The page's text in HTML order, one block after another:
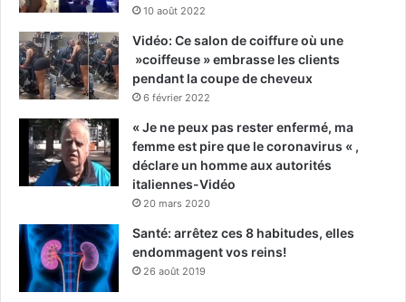
10 août 2022
Vidéo: Ce salon de coiffure où une
»coiffeuse » embrasse les clients
pendant la coupe de cheveux
6 février 2022
« Je ne peux pas rester enfermé, ma
femme est pire que le coronavirus « ,
déclare un homme aux autorités
italiennes-Vidéo
20 mars 2020
Santé: arrêtez ces 8 habitudes, elles
endommagent vos reins!
26 août 2019